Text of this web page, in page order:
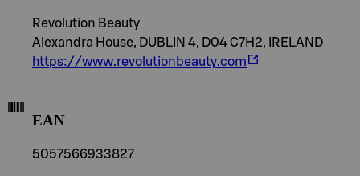
Revolution Beauty
Alexandra House, DUBLIN 4, D04 C7H2, IRELAND
https://www.revolutionbeauty.com
EAN
5057566933827